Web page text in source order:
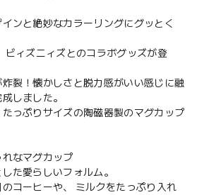
ンと絶妙なカラーリングにグッとく
ビィズニィズとのコラボグッズが登
裂！懐かしさと脱力感がいい感じに融
しました。
っぷりサイズの陶磁器製のマグカップ
なマグカップ
た愛らしいフォルム。
コーヒーや、 ミルクをたっぷり入れ